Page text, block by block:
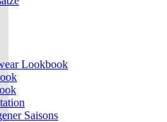
Lookbook
Saisons